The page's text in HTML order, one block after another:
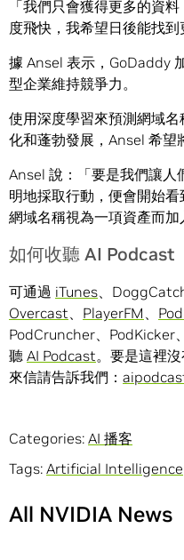
「我們只會獲得更多的資
度飛快，我希望日後能找到
據 Ansel 表示，GoDaddy
型企業維持競爭力。
使用深度學習來預測網域
化和蓬勃發展，Ansel 希望
Ansel 說：「要是我們讓人
明地採取行動，便會開始
網域名稱視為一項資產而加
如何收聽 AI Podcast
可通過 iTunes、
Overcast、 PlayerFM 、
PodCruncher、PodKicker、
聽 AI Podcast。要是這裡
來信請告訴我們：
Categories: AI 播客
Tags: Artificial Intelligence
All NVIDIA News